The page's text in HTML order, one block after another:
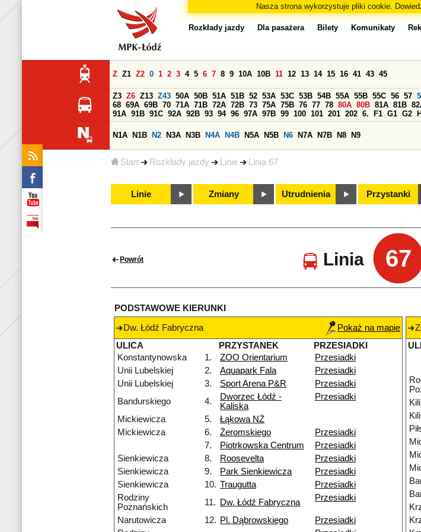
Nasza strona wykorzystuje pliki cookie.
Start Rozkłady jazdy Linie Linia 67
Rozkłady jazdy Dla pasażera Bilety Komunikaty
Z Z1 Z2 0 1 2 3 4 5 6 7 8 9 10A 10B 11 12 13 14 15 16 41 43 45
Z3 Z6 Z13 Z43 50A 50B 51A 51B 52 53A 53C 53B 54B 55A 55B 55C 56 57
68 69A 69B 70 71A 71B 72A 72B 73 75A 75B 76 77 78 80A 80B 81A 81B
91A 91B 91C 92A 92B 93 94 96 97A 97B 99 100 101 201 202 6. F1 G1 G2 H
N1A N1B N2 N3A N3B N4A N4B N5A N5B N6 N7A N7B N8 N9
Linie Zmiany Utrudnienia Przystanki
Powrót Linia 67
PODSTAWOWE KIERUNKI
Dw. Łódź Fabryczna
Pokaż na mapie
ULICA
PRZYSTANEK
PRZESIADKI
Konstantynowska
1. ZOO Orientarium
Przesiadki
Unii Lubelskiej
2. Aquapark Fala
Przesiadki
Unii Lubelskiej
3. Sport Arena P&R
Przesiadki
Bandurskiego
4.
Dworzec Łódź -
Kaliska
Przesiadki
Mickiewicza 5.
Łąkowa NŻ
Mickiewicza
6. Żeromskiego
Przesiadki
7.
Piotrkowska Centrum
Przesiadki
Sienkiewicza
8. Roosevelta
Przesiadki
Sienkiewicza
9. Park Sienkiewicza
Przesiadki
Sienkiewicza
10. Traugutta
Przesiadki
Rodziny
Poznańskich
11. Dw. Łódź Fabryczna Przesiadki
Narutowicza 12. Pl. Dąbrowskiego
Przesiadki